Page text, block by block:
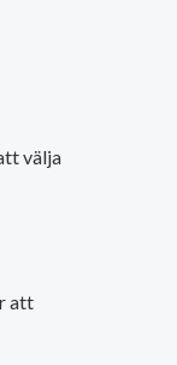
välja
att